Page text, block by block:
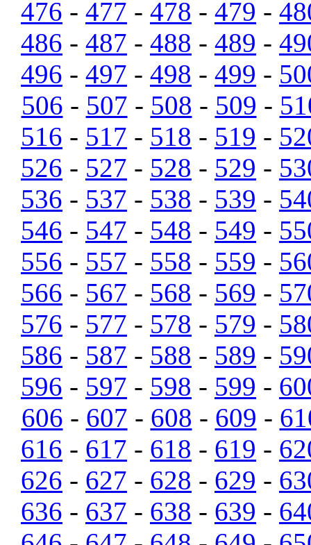
476 - 477 - 478 - 479 -
486 - 487 - 488 - 489 -
496 - 497 - 498 - 499 -
506 - 507 - 508 - 509 -
516 - 517 - 518 - 519 -
526 - 527 - 528 - 529 -
536 - 537 - 538 - 539 -
546 - 547 - 548 - 549 -
556 - 557 - 558 - 559 -
566 - 567 - 568 - 569 -
576 - 577 - 578 - 579 -
586 - 587 - 588 - 589 -
596 - 597 - 598 - 599 -
606 - 607 - 608 - 609 -
616 - 617 - 618 - 619 -
626 - 627 - 628 - 629 -
636 - 637 - 638 - 639 -